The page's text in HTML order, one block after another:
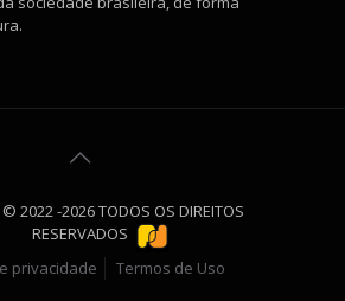
© 2022 -2026 TODOS OS DIREITOS
RESERVADOS
privacidade
Termos de Uso